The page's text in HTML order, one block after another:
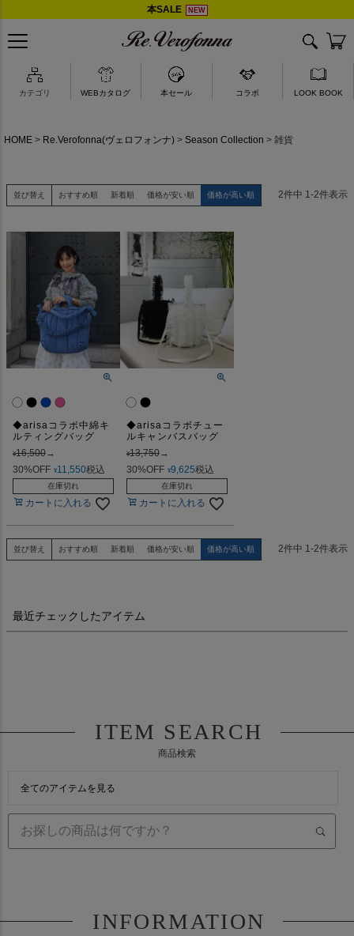
本SALE NEW
akiron × Re.Verofonna
カテゴリ WEBカタログ 本セール コラボ LOOK BOOK
HOME Re.Verofonna(ヴェロフォンナ) Season Collection 雑貨
並び替え おすすめ順 新着順 価格が安い順 価格が高い順 2件中 1-2件表示
◆arisaコラボ中綿キ
ルティングバッグ
¥16,500→
30%OFF ¥11,550税込
在庫切れ
カートに入れる
◆arisaコラボチュー
ルキャンバスバッグ
¥13,750→
30%OFF ¥9,625税込
在庫切れ
カートに入れる
並び替え おすすめ順 新着順 価格が安い順 価格が高い順 2件中 1-2件表示
最近チェックしたアイテム
ITEM SEARCH
商品検索
全てのアイテムを見る
INFORMATION